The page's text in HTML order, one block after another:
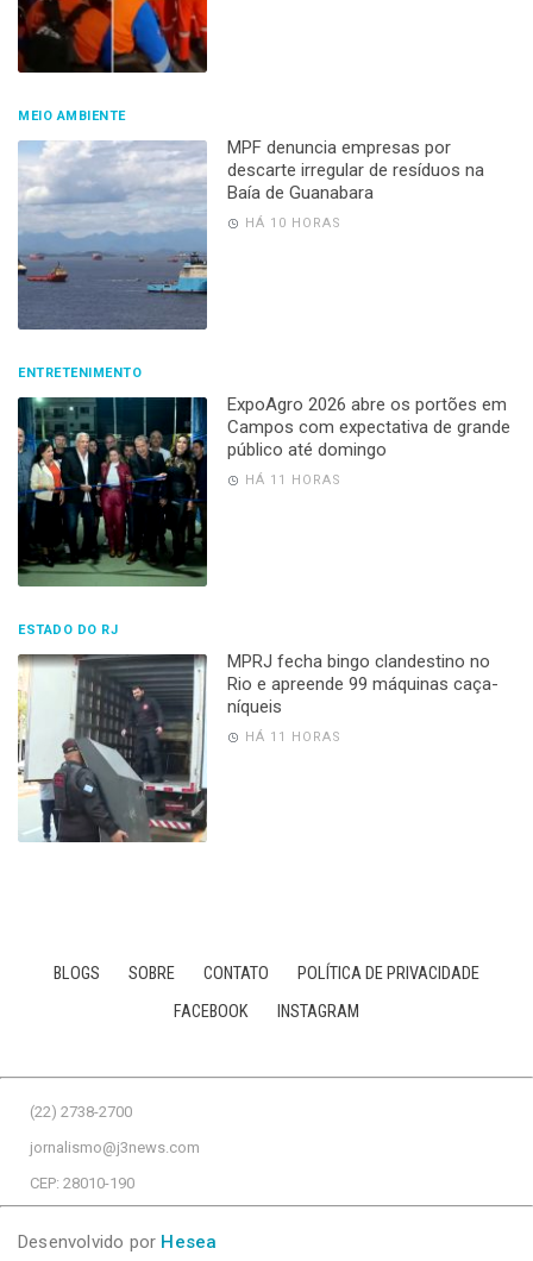
MEIO AMBIENTE
MPF denuncia empresas por
descarte irregular de resíduos na
Baía de Guanabara
HÁ 10 HORAS
ENTRETENIMENTO
ExpoAgro 2026 abre os portões em
Campos com expectativa de grande
público até domingo
HÁ 11 HORAS
ESTADO DO RJ
MPRJ fecha bingo clandestino no
Rio e apreende 99 máquinas caça-
níqueis
HÁ 11 HORAS
BLOGS SOBRE CONTATO
POLÍTICA DE PRIVACIDADE
FACEBOOK
INSTAGRAM
(22) 2738-2700
jornalismo@j3news.com
CEP: 28010-190
Desenvolvido por Hesea